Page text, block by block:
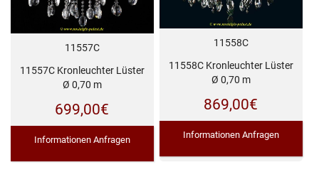
11557C
11557C Kronleuchter Lüster
Ø 0,70 m
699,00€
Informationen Anfragen
11558C
11558C Kronleuchter Lüster
Ø 0,70 m
869,00€
Informationen Anfragen